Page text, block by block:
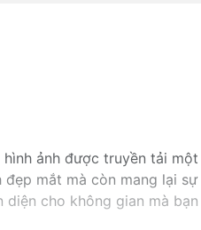
ảnh được truyền tải
mắt mà còn mang lại
cho không gian mà